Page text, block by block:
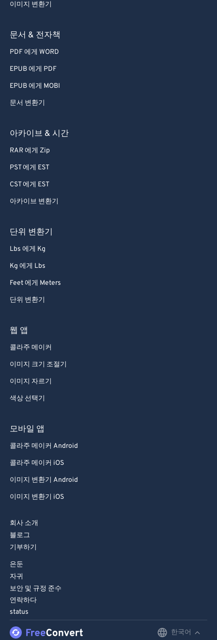
이미지 변환기
문서 & 전자책
PDF 에게 WORD
EPUB 에게 PDF
EPUB 에게 MOBI
문서 변환기
아카이브 & 시간
RAR 에게 Zip
PST 에게 EST
CST 에게 EST
아카이브 변환기
단위 변환기
Lbs 에게 Kg
Kg 에게 Lbs
Feet 에게 Meters
단위 변환기
웹 앱
콜라주 메이커
이미지 크기 조절기
이미지 자르기
색상 선택기
모바일 앱
콜라주 메이커 Android
콜라주 메이커 iOS
이미지 변환기 Android
이미지 변환기 iOS
회사 소개
블로그
기부하기
은둔
자귀
보안 및 규정 준수
연락하다
status
한국어